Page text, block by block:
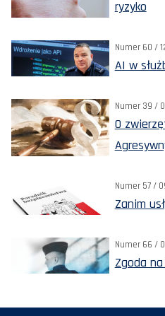
ryzyko
Numer 60 /
AI w
Numer 39 /
O
Numer 57 /
Zanim
Numer 66 /
Zgoda